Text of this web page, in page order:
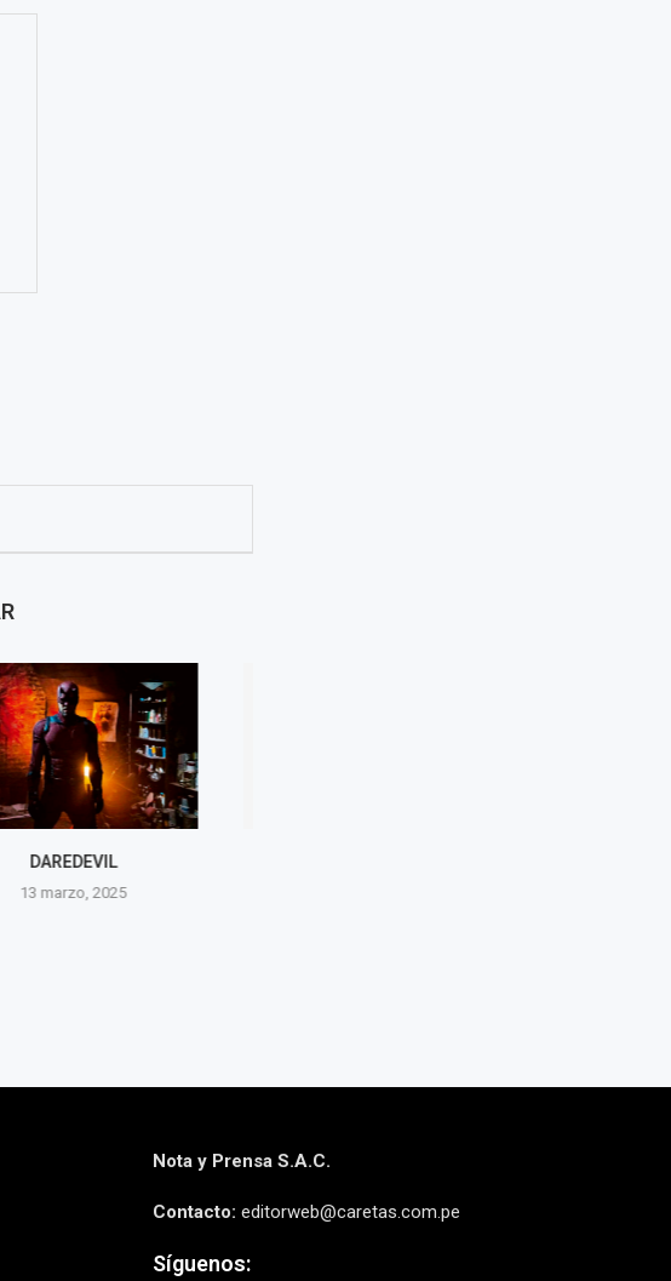
FUTURO SOSTENIBLE
13 marzo, 2025
Nota y Prensa S.A.C.
Contacto: editorweb@caretas.com.pe
Síguenos: